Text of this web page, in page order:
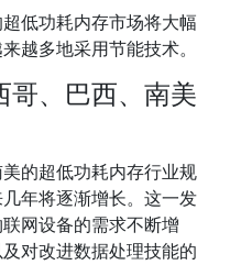
低功耗内存市场将大幅
越多地采用节能技术。
哥、巴西、南美
的超低功耗内存行业规
年将逐渐增长。这一发
网设备的需求不断增
对改进数据处理技能的